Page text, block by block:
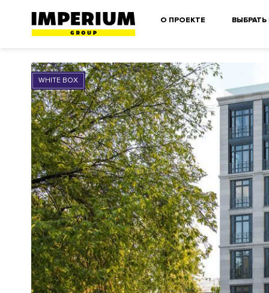
О ПРОЕКТЕ ВЫБРАТЬ
WHITE BOX